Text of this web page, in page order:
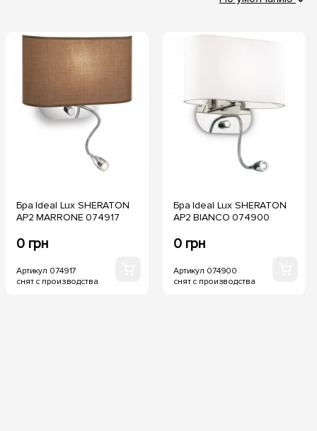
Бра Ideal Lux SHERATON
AP2 MARRONE 074917
0 грн
Артикул 074917
снят с производства
Бра Ideal Lux SHERATON
AP2 BIANCO 074900
0 грн
Артикул 074900
снят с производства